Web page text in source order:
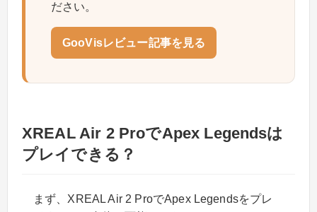
ださい。
GooVisレビュー記事を見る
XREAL Air 2 ProでApex Legendsは
プレイできる？
まず、XREAL Air 2 ProでApex Legendsをプレ